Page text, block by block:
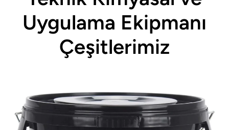
Uygulama Ekipmanı
Çeşitlerimiz